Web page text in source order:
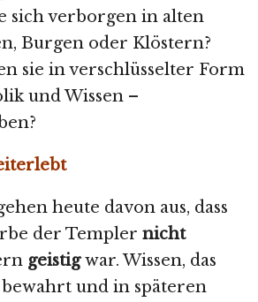
sich verborgen in alten
Burgen oder Klöstern?
sie in verschlüsselter Form
und Wissen –
heute davon aus, dass
der Templer nicht
geistigwar. Wissen, das
und in späteren